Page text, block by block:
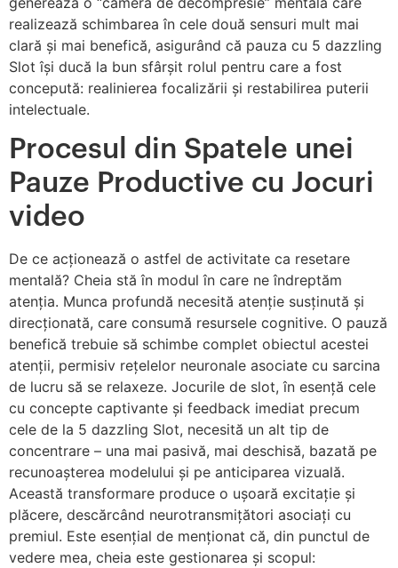
realizează schimbarea în cele două sensuri mult mai
clară și mai benefică, asigurând că pauza cu 5 dazzling
Slot își ducă la bun sfârșit rolul pentru care a fost
concepută: realinierea focalizării și restabilirea puterii
intelectuale.
Procesul din Spatele unei
Pauze Productive cu Jocuri
video
De ce acționează o astfel de activitate ca resetare
mentală? Cheia stă în modul în care ne îndreptăm
atenția. Munca profundă necesită atenție susținută și
direcționată, care consumă resursele cognitive. O pauză
benefică trebuie să schimbe complet obiectul acestei
atenții, permisiv rețelelor neuronale asociate cu sarcina
de lucru să se relaxeze. Jocurile de slot, în esență cele
cu concepte captivante și feedback imediat precum
cele de la 5 dazzling Slot, necesită un alt tip de
concentrare – una mai pasivă, mai deschisă, bazată pe
recunoașterea modelului și pe anticiparea vizuală.
Această transformare produce o ușoară excitație și
plăcere, descărcând neurotransmițători asociați cu
premiul. Este esențial de menționat că, din punctul de
vedere mea, cheia este gestionarea și scopul: